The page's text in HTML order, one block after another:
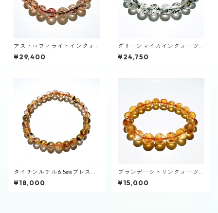
アストロフィライトインクォ
ーツ9～10㎜ブレスレット
¥29,400
グリーンマイカインクォーツ9
㎜ブレスレット
¥24,750
タイチンルチル6.5㎜ブレスレ
ット
¥18,000
ブランデーシトリンクォーツ1
0㎜ブレスレット
¥15,000